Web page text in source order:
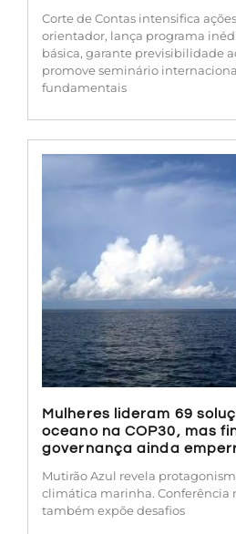
Corte de Contas intensifica
orientador, lança programa
básica, garante previsibilidade
promove seminário
fundamentais
Mulheres lideram 69
oceano na COP30, mas
governança ainda
Mutirão Azul revela
climática marinha. Conferência
também expõe desafios